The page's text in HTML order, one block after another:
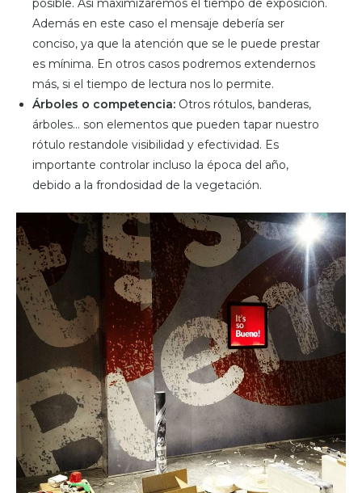
posible. Así maximizaremos el tiempo de exposición.
Además en este caso el mensaje debería ser
conciso, ya que la atención que se le puede prestar
es mínima. En otros casos podremos extendernos
más, si el tiempo de lectura nos lo permite.
Árboles o competencia: Otros rótulos, banderas,
árboles… son elementos que pueden tapar nuestro
rótulo restandole visibilidad y efectividad. Es
importante controlar incluso la época del año,
debido a la frondosidad de la vegetación.